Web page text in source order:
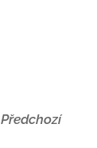
Předchozí